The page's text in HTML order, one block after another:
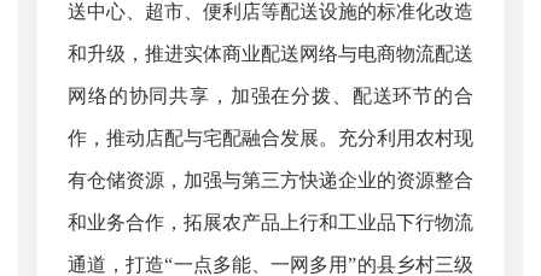
送中心、超市、便利店等配送设施的标准化改造
和升级，推进实体商业配送网络与电商物流配送
网络的协同共享，加强在分拨、配送环节的合
作，推动店配与宅配融合发展。充分利用农村现
有仓储资源，加强与第三方快递企业的资源整合
和业务合作，拓展农产品上行和工业品下行物流
通道，打造“一点多能、一网多用”的县乡村三级